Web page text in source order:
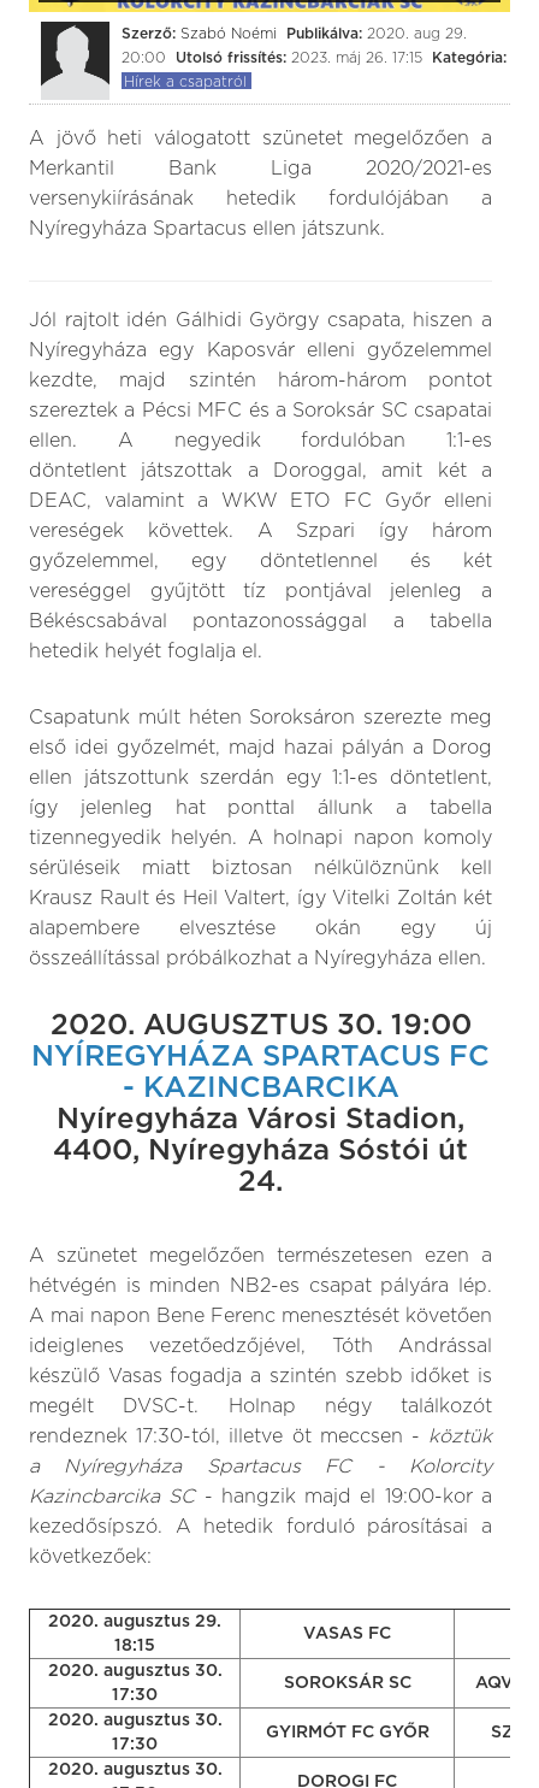
Szerző: Szabó Noémi Publikálva: 2020. aug 29.
20:00
Utolsó frissítés: 2023. máj 26. 17:15
Kategória:
Hírek a csapatról
A jövő heti válogatott szünetet megelőzően a
Merkantil Bank Liga 2020/2021-es
versenykiírásának hetedik fordulójában a
Nyíregyháza Spartacus ellen játszunk.
Jól rajtolt idén Gálhidi György csapata, hiszen a
Nyíregyháza egy Kaposvár elleni győzelemmel
kezdte, majd szintén három-három pontot
szereztek a Pécsi MFC és a Soroksár SC csapatai
ellen. A negyedik fordulóban 1:1-es
döntetlent játszottak a Doroggal, amit két a
DEAC, valamint a WKW ETO FC Győr elleni
vereségek követtek. A Szpari így három
győzelemmel, egy döntetlennel és két
vereséggel gyűjtött tíz pontjával jelenleg a
Békéscsabával pontazonossággal a tabella
hetedik helyét foglalja el.
Csapatunk múlt héten Soroksáron szerezte meg
első idei győzelmét, majd hazai pályán a Dorog
ellen játszottunk szerdán egy 1:1-es döntetlent,
így jelenleg hat ponttal állunk a tabella
tizennegyedik helyén. A holnapi napon komoly
sérüléseik miatt biztosan nélkülöznünk kell
Krausz Rault és Heil Valtert, így Vitelki Zoltán két
alapembere elvesztése okán egy új
összeállítással próbálkozhat a Nyíregyháza ellen.
2020. AUGUSZTUS 30. 19:00
NYÍREGYHÁZA SPARTACUS FC
- KAZINCBARCIKA
Nyíregyháza Városi Stadion,
4400, Nyíregyháza Sóstói út
24.
A szünetet megelőzően természetesen ezen a
hétvégén is minden NB2-es csapat pályára lép.
A mai napon Bene Ferenc menesztését követően
ideiglenes vezetőedzőjével, Tóth Andrással
készülő Vasas fogadja a szintén szebb időket is
megélt DVSC-t. Holnap négy találkozót
rendeznek 17:30-tól, illetve öt meccsen - köztük
a Nyíregyháza Spartacus FC - Kolorcity
Kazincbarcika SC- hangzik majd el 19:00-kor a
kezedősípszó. A hetedik forduló párosításai a
következőek:
2020. augusztus 29.
18:15
VASAS FC
2020. augusztus 30.
17:30
SOROKSÁR SC
2020. augusztus 30.
17:30
GYIRMÓT FC GYŐR
2020. augusztus 30.
DOROGI FC